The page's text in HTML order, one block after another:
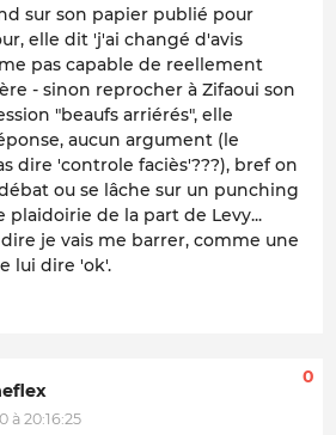
sur son papier publié pour
elle dit 'j'ai changé d'avis
pas capable de reellement
- sinon reprocher à Zifaoui son
"beaufs arriérés", elle
aucun argument (le
dire 'controle faciès'???), bref on
ou se lâche sur un punching
plaidoirie de la part de Levy...
je vais me barrer, comme une
lui dire 'ok'.
à 20:16:25
0